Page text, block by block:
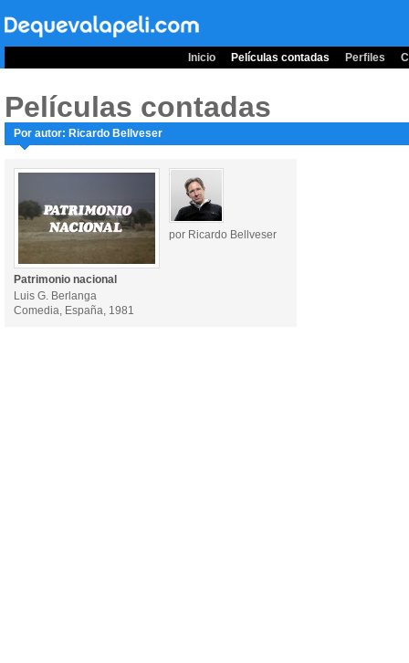
Inicio Películas contadas Perfiles
Películas contadas
Por autor: Ricardo Bellveser
por Ricardo Bellveser
Patrimonio nacional
Luis G. Berlanga
Comedia, España, 1981